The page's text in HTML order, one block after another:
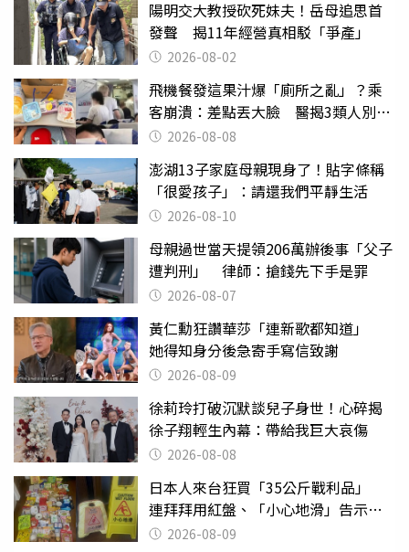
陽明交大教授砍死妹夫！岳母追思首
發聲 揭11年經營真相駁「爭產」
2026-08-02
飛機餐發這果汁爆「廁所之亂」？乘
客崩潰：差點丟大臉 醫揭3類人別亂
喝 2026-08-08
澎湖13子家庭母親現身了！貼字條稱
「很愛孩子」：請還我們平靜生活
2026-08-10
母親過世當天提領206萬辦後事「父子
遭判刑」 律師：搶錢先下手是罪
2026-08-07
黃仁勳狂讚華莎「連新歌都知道」
她得知身分後急寄手寫信致謝
2026-08-09
徐莉玲打破沉默談兒子身世！心碎揭
徐子翔輕生內幕：帶給我巨大哀傷
2026-08-08
日本人來台狂買「35公斤戰利品」
連拜拜用紅盤、「小心地滑」告示牌
也帶回家
2026-08-09